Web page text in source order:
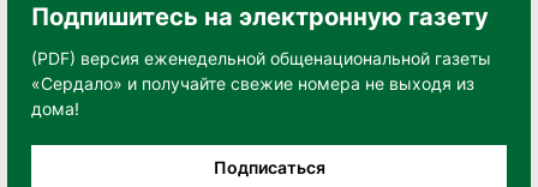
Подпишитесь на электронную газету
(PDF) версия еженедельной общенациональной газеты
«Сердало» и получайте свежие номера не выходя из
дома!
Подписаться